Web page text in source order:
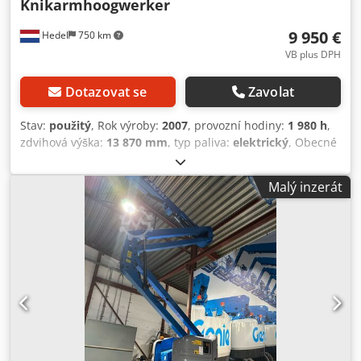
Hedel 750 km
Knikarmhoogwerker
9 950 €
VB plus DPH
Dotazovat se Zavolat
Stav: použitý, Rok výroby: 2007, provozní hodiny: 1 980 h,
zdvihová výška: 13 870 mm, typ paliva: elektrický, Obecné
informace Rok výroby: 2007 Technické informace Pohon:
Kola Celková povolená hmotnost (zGG): 7 402 kg Rozměry
(D x Š x V): 556 x 179 x 200 cm Funkční typ stožáru:
kloubové rameno Nosnost: 227 kg Pracovní výška: 1 587 cm
Stav Celkový stav: průměrný Technický stav: dobrý Vizuální
stav: průměrný Další informace Pro více informací
kontaktujte Tona. Výrobce: Genie Typ: Z45/25J DC Rok
výroby: 2007 Hmotnost: 7 402 kg Provozní hodiny: 1 980
Pohon: Elektrický Číslo produktu: EX001 Výška plošiny:
13,87 m Dcedpsy S Uhtjfx Aayok Pracovní výška: 15,87 m
Rozměry plošiny: Boční dosah: 7,62 m Celkové rozměry D x
Š x V: 556 x 179 x 200 cm Maximální zatížení plošiny: 227
Malý inzerát